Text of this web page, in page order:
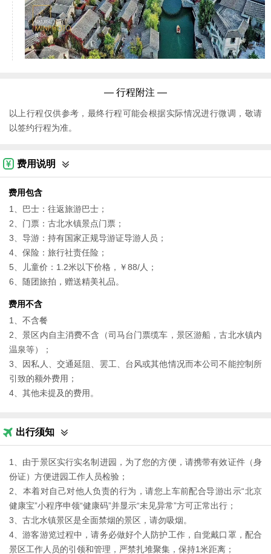
— 行程附注 —
以上行程仅供参考，最终行程可能会根据实际情况进行微调，敬请
以签约行程为准。
费用说明
费用包含
1、巴士：往返旅游巴士；
2、门票：古北水镇景点门票；
3、导游：持有国家正规导游证导游人员；
4、保险：旅行社责任险；
5、儿童价：1.2米以下价格，￥88/人；
6、随团旅拍，赠送精美礼品。
费用不含
1、不含餐
2、景区内自主消费不含（司马台门票缆车，景区游船，古北水镇内
温泉等）；
3、因私人、交通延阻、罢工、台风或其他情况而本公司不能控制所
引致的额外费用；
4、其他未提及的费用。
出行须知
1、由于景区实行实名制进园，为了您的方便，请携带有效证件（身
份证）方便进园工作人员检验；
2、本着对自己对他人负责的行为，请您上车前配合导游出示“北京
健康宝”小程序申领“健康码”并显示“未见异常”方可正常出行；
3、古北水镇景区是全面禁烟的景区，请勿吸烟。
4、游客游览过程中，请务必做好个人防护工作，自觉戴口罩，配合
景区工作人员的引领和管理，严禁扎堆聚集，保持1米距离；